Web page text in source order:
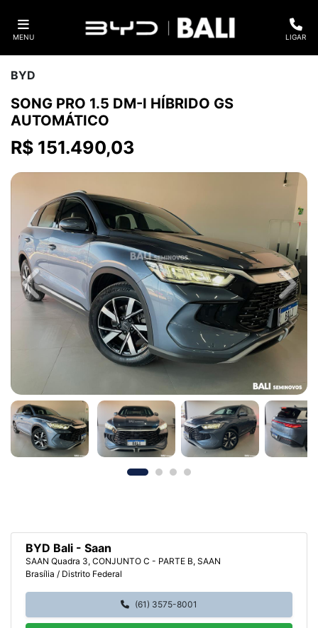
MENU LIGAR
BYD
SONG PRO 1.5 DM-I HÍBRIDO GS
AUTOMÁTICO
R$ 151.490,03
Previous Next
BYD Bali - Saan
SAAN Quadra 3, CONJUNTO C - PARTE B, SAAN
Brasília / Distrito Federal
(61) 3575-8001